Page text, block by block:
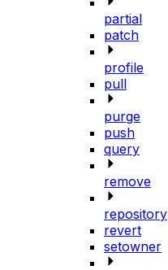
partial
patch
profile
pull
purge
push
query
remove
repository
revert
setowner